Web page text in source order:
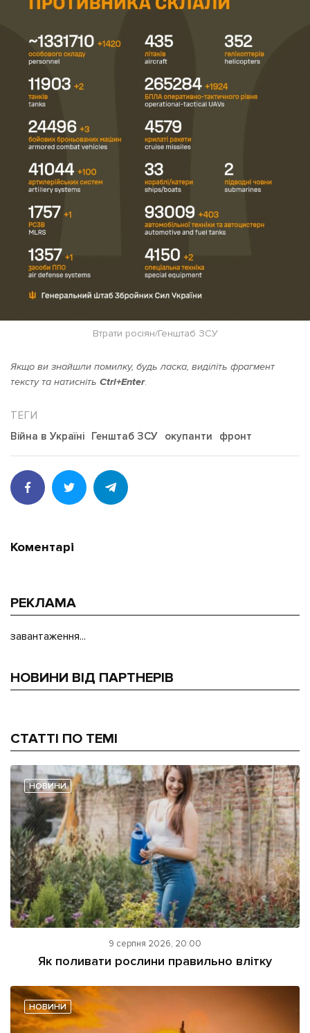
Втрати росіян/Генштаб ЗСУ
Якщо ви знайшли помилку, будь ласка, виділіть фрагмент
тексту та натисніть Ctrl+Enter.
Війна в Україні Генштаб ЗСУ окупанти фронт
Коментарі
РЕКЛАМА
завантаження...
НОВИНИ ВІД ПАРТНЕРІВ
СТАТТІ ПО ТЕМІ
НОВИНИ
9 серпня 2026, 20:00
Як поливати рослини правильно влітку
НОВИНИ